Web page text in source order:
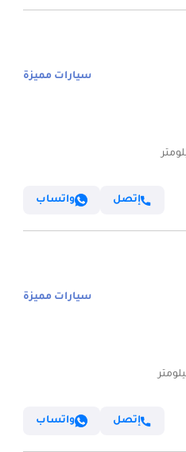
سيارات مميزة
إتصل واتساب
سيارات مميزة
إتصل واتساب